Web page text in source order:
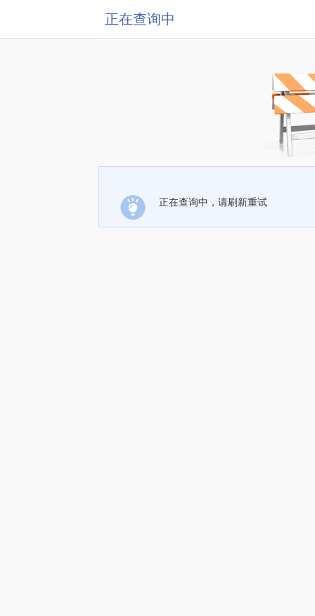
正在查询中
正在查询中，请刷新重试